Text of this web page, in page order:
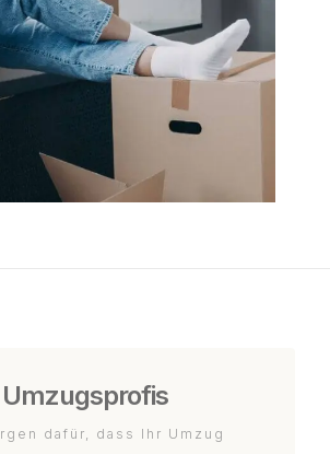
Umzugsprofis
dafür, dass Ihr Umzug